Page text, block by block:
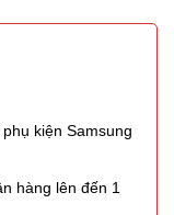
kiện Samsung
hàng lên đến 1